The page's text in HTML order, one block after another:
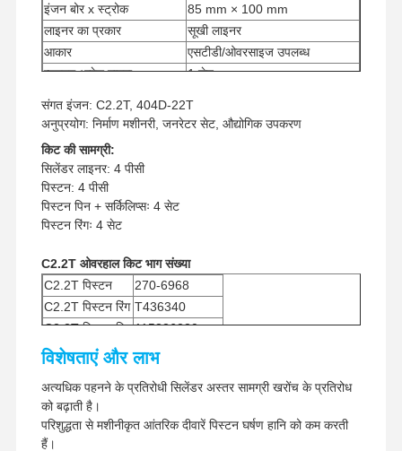
इंजन बोर x स्ट्रोक
85 mm × 100 mm
लाइनर का प्रकार
सूखी लाइनर
आकार
एसटीडी/ओवरसाइज उपलब्ध
न्यूनतम आदेश मात्रा
1 सेट
शिपिंग विधि
यूपीएस/डीएचएल/ईएमएस/टीएनटी/
संगत इंजन: C2.2T, 404D-22T
अनुप्रयोग: निर्माण मशीनरी, जनरेटर सेट, औद्योगिक उपकरण
किट की सामग्री:
सिलेंडर लाइनर: 4 पीसी
पिस्टन: 4 पीसी
पिस्टन पिन + सर्किलिप्सः 4 सेट
पिस्टन रिंगः 4 सेट
C2.2T ओवरहाल किट भाग संख्या
C2.2T पिस्टन
270-6968
C2.2T पिस्टन रिंग T436340
C2.2T पिस्टन पिन115326220
विशेषताएं और लाभ
अत्यधिक पहनने के प्रतिरोधी सिलेंडर अस्तर सामग्री खरोंच के प्रतिरोध
को बढ़ाती है।
परिशुद्धता से मशीनीकृत आंतरिक दीवारें पिस्टन घर्षण हानि को कम करती
हैं।